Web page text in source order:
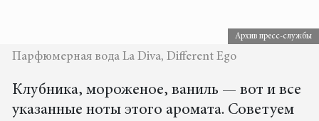
Архив пресс-службы
Парфюмерная вода La Diva, Different Ego
Клубника, мороженое, ваниль — вот и все
указанные ноты этого аромата. Советуем